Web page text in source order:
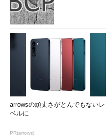
arrowsの頑丈さがとんでもないレ
ベルに
PR(arrows)